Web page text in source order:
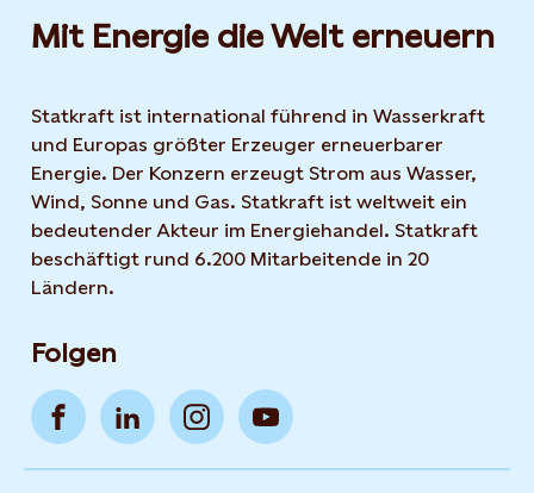
Mit Energie die Welt erneuern
Statkraft ist international führend in Wasserkraft
und Europas größter Erzeuger erneuerbarer
Energie. Der Konzern erzeugt Strom aus Wasser,
Wind, Sonne und Gas. Statkraft ist weltweit ein
bedeutender Akteur im Energiehandel. Statkraft
beschäftigt rund 6.200 Mitarbeitende in 20
Ländern.
Folgen